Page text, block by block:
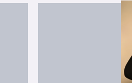
Diplom-
Arbeit,